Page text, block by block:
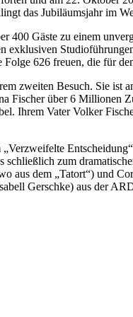
das Jubiläumsjahr im
400 Gäste zu einem
626 freuen, die für
zweiten Besuch. Sie ist
Fischer über 6
Ihrem Vater Volker
zum
aus dem „Tatort“) und
Gerschke) aus der